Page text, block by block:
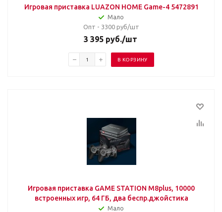
Игровая приставка LUAZON HOME Game-4 5472891
Мало
Опт - 3300 руб/шт
3 395руб./шт
В КОРЗИНУ
Игровая приставка GAME STATION M8plus, 10000
встроенных игр, 64 ГБ, два беспр.джойстика
Мало